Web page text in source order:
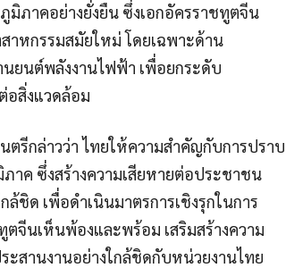
ภาคอย่างยั่งยืน ซึ่งเอกอัครราชทูตจีน
หกรรมสมัยใหม่ โดยเฉพาะด้าน
นยนต์พลังงานไฟฟ้า เพื่อยกระดับ
อสิ่งแวดล้อม
รีกล่าวว่า ไทยให้ความสำคัญกับการปราบ
าค ซึ่งสร้างความเสียหายต่อประชาชน
ชิด เพื่อดำเนินมาตรการเชิงรุกในการ
จีนเห็นพ้องและพร้อม เสริมสร้างความ
สานงานอย่างใกล้ชิดกับหน่วยงานไทย